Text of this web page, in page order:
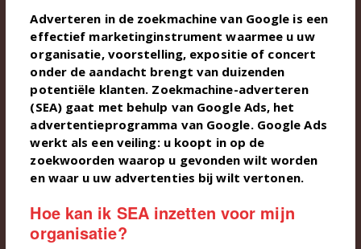
Adverteren in de zoekmachine van Google is een
effectief marketinginstrument waarmee u uw
organisatie, voorstelling, expositie of concert
onder de aandacht brengt van duizenden
potentiële klanten. Zoekmachine-adverteren
(SEA) gaat met behulp van Google Ads, het
advertentieprogramma van Google. Google Ads
werkt als een veiling: u koopt in op de
zoekwoorden waarop u gevonden wilt worden
en waar u uw advertenties bij wilt vertonen.
Hoe kan ik SEA inzetten voor mijn
organisatie?